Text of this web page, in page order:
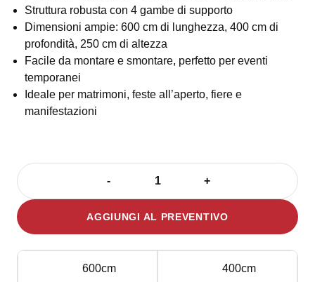
Struttura robusta con 4 gambe di supporto
Dimensioni ampie: 600 cm di lunghezza, 400 cm di
profondità, 250 cm di altezza
Facile da montare e smontare, perfetto per eventi
temporanei
Ideale per matrimoni, feste all’aperto, fiere e
manifestazioni
-
Gazebo
m
+
AGGIUNGI AL PREVENTIVO
600cm 400cm